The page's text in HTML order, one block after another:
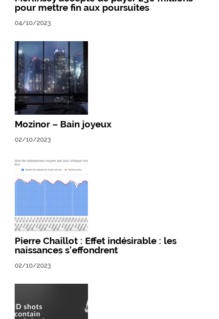
pour mettre fin aux poursuites
04/10/2023
Mozinor – Bain joyeux
02/10/2023
Pierre Chaillot : Effet indésirable : les
naissances s’effondrent
02/10/2023